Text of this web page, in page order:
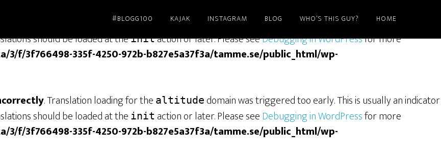
. Translation loading for the genesis
domain was triggered too early. This is usually an indicator
should be loaded at theinitaction or later. Please seeDebugging in WordPressfor more
3/f/3f766498-335f-4250-972b-b827e5a37f3a/tamme.se/public_html/wp-
. Translation loading for the altitude domain was triggered too early. This is usually an indicator
should be loaded at the init action or later. Please seeDebugging in WordPressfor more
3/f/3f766498-335f-4250-972b-b827e5a37f3a/tamme.se/public_html/wp-
#BLOGG100 KAJAK INSTAGRAM BLOG WHO’S THIS GUY? HOME